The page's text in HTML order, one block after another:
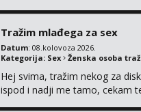
Tražim mlađega za sex
Datum: 08.kolovoza 2026.
Kategorija: Sex Ženska osoba
Hej svima, tražim nekog za
ispod i nadji me tamo, cekam